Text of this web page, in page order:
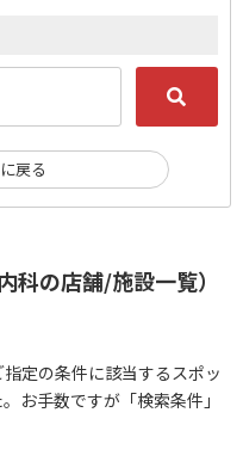
の店舗/施設一覧）
定の条件に該当するスポッ
お手数ですが「検索条件」
戻る